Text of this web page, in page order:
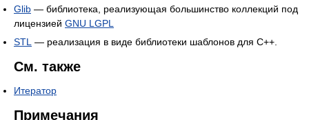
Glib — библиотека, реализующая большинство коллекций под
лицензией GNU LGPL
STL — реализация в виде библиотеки шаблонов для C++.
См. также
Итератор
Примечания